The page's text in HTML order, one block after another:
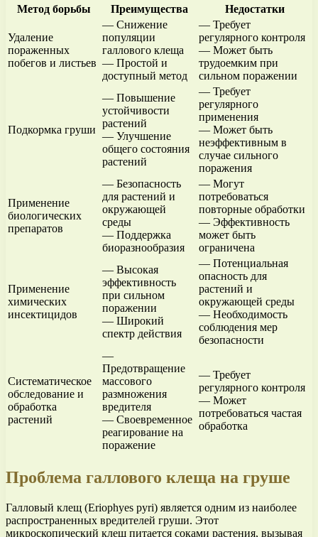
Метод борьбы Преимущества Недостатки
Удаление
пораженных
побегов и листьев
— Снижение
популяции
галлового клеща
— Простой и
доступный метод
— Требует
регулярного контроля
— Может быть
трудоемким при
сильном поражении
Подкормка груши
— Повышение
устойчивости
растений
— Улучшение
общего состояния
растений
— Требует
регулярного
применения
— Может быть
неэффективным в
случае сильного
поражения
Применение
биологических
препаратов
— Безопасность
для растений и
окружающей
среды
— Поддержка
биоразнообразия
— Могут
потребоваться
повторные обработки
— Эффективность
может быть
ограничена
Применение
химических
инсектицидов
— Высокая
эффективность
при сильном
поражении
— Широкий
спектр действия
— Потенциальная
опасность для
растений и
окружающей среды
— Необходимость
соблюдения мер
безопасности
Систематическое
обследование и
обработка
растений
—
Предотвращение
массового
размножения
вредителя
— Своевременное
реагирование на
поражение
— Требует
регулярного контроля
— Может
потребоваться частая
обработка
Проблема галлового клеща на груше
Галловый клещ (Eriophyes pyri) является одним из наиболее
распространенных вредителей груши. Этот
микроскопический клещ питается соками растения, вызывая